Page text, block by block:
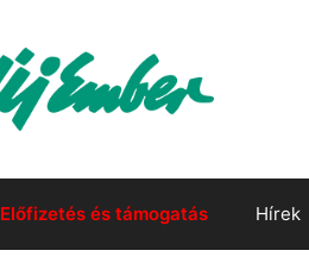
Előfizetés és támogatás Hírek